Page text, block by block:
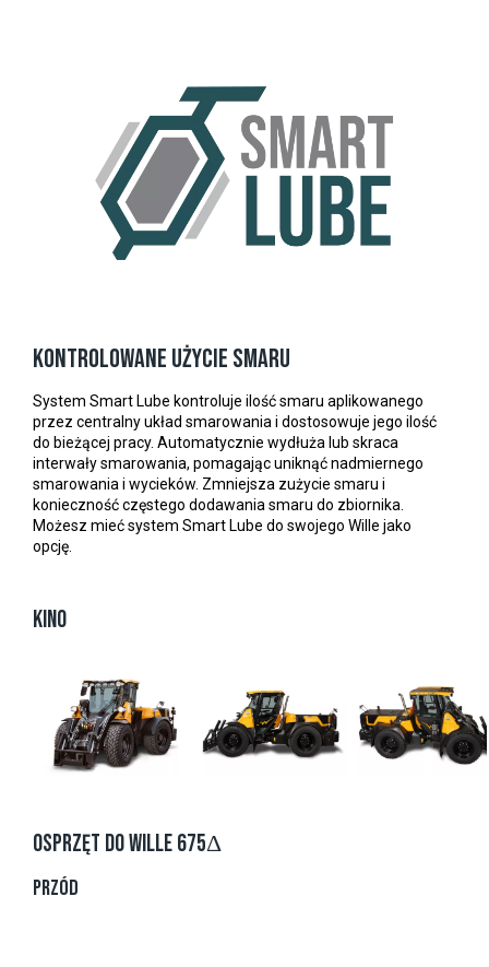
Kontrolowane użycie smaru
System Smart Lube kontroluje ilość smaru aplikowanego
przez centralny układ smarowania i dostosowuje jego ilość
do bieżącej pracy. Automatycznie wydłuża lub skraca
interwały smarowania, pomagając uniknąć nadmiernego
smarowania i wycieków. Zmniejsza zużycie smaru i
konieczność częstego dodawania smaru do zbiornika.
Możesz mieć system Smart Lube do swojego Wille jako
opcję.
KINO
OSPRZĘT DO WILLE 675Δ
PRZÓD